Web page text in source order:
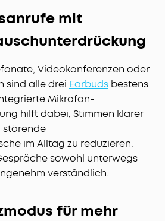
mit
Videokonferenzen oder
sind alle drei Earbuds bestens
Mikrofon-
hilft dabei, Stimmen klarer
störende
im Alltag zu reduzieren.
sowohl unterwegs
verständlich.
für mehr